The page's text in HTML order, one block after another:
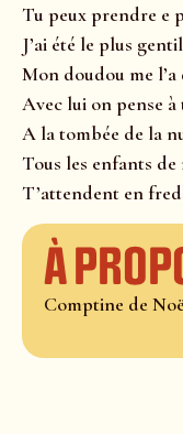
Tu peux prendre e
J’ai été le plus gentil
Mon doudou me
Avec lui on pense à
A la tombée de la
Tous les enfants
T’attendent en
À
Comptine de